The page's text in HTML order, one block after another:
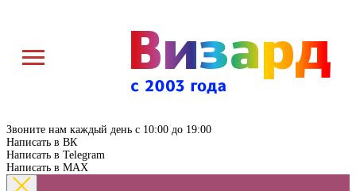
Звоните нам каждый день с 10:00 до 19:00
Написать в ВК
Написать в Telegram
Написать в MAX